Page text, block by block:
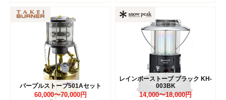
パープルストーブ501Aセット
60,000〜70,000円
レインボーストーブ ブラック KH-
003BK
14,000〜18,000円